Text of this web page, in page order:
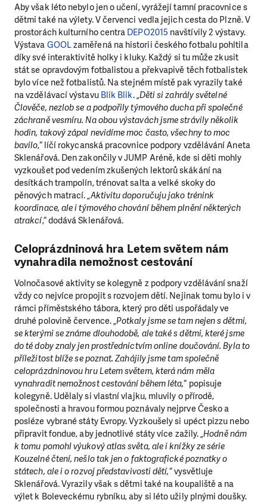
Aby však léto nebylo jen o učení, vyrážejí tamní pracovnice s
dětmi také na výlety. V červenci vedla jejich cesta do Plzně. V
prostorách kulturního centra DEPO2015 navštívily 2 výstavy.
Výstava GOOLzaměřená na historii českého fotbalu pohltila
díky své interaktivitě holky i kluky. Každý si tu může zkusit
stát se opravdovým fotbalistou a překvapivě těch fotbalistek
bylo více než fotbalistů. Na stejném místě pak vyrazily také
na vzdělávací výstavu Blik Blik. „Děti si zahrály světelné
Člověče, nezlob se a podpořily týmového ducha při společné
záchraně vesmíru. Na obou výstavách jsme strávily několik
hodin, takový zápal nevidíme moc často, všechny to moc
bavilo,“ líčí rokycanská pracovnice podpory vzdělávání Aneta
Sklenářová. Den zakončily v JUMP Aréně, kde si děti mohly
vyzkoušet pod vedením zkušených lektorů skákání na
desítkách trampolín, trénovat salta a velké skoky do
pěnových matrací. „Aktivitu doporučuju jako trénink
koordinace, ale i týmového chování během plnění některých
atrakcí,“ dodává Sklenářová.
Celoprázdninová hra Letem světem nám
vynahradila nemožnost cestování
Volnočasové aktivity se kolegyně z podpory vzdělávání snaží
vždy co nejvíce propojit s rozvojem dětí. Nejinak tomu bylo i v
rámci příměstského tábora, který pro děti uspořádaly ve
druhé polovině července. „Potkaly jsme se tam nejen s dětmi,
se kterými se známe dlouhodobě, ale také s dětmi, které jsme
do té doby znaly jen prostřednictvím online doučování. Byla to
příležitost blíže se poznat. Zahájily jsme tam společně
celoprázdninovou hru Letem světem, která nám měla
vynahradit nemožnost cestování během léta,“ popisuje
kolegyně. Udělaly si vlastní vlajku, mluvily o přírodě,
společnosti a hravou formou poznávaly nejprve Česko a
posléze vybrané státy Evropy. Vyzkoušely si upéct pizzu nebo
připravit fondue, aby jednotlivé státy více zažily. „Hodně nám
k tomu pomohl výukový atlas světa, ale i knížky ze série
Kouzelné čtení, nešlo tak jen o faktografické poznatky o
státech, ale i o rozvoj představivosti dětí,“ vysvětluje
Sklenářová. Vyrazily však s dětmi také na koupaliště a na
výlet k Boleveckému rybníku, aby si léto užily plnými doušky.